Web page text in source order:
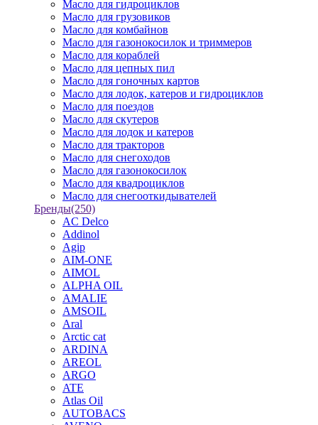
Масло для гидроциклов
Масло для грузовиков
Масло для комбайнов
Масло для газонокосилок и триммеров
Масло для кораблей
Масло для цепных пил
Масло для гоночных картов
Масло для лодок, катеров и гидроциклов
Масло для поездов
Масло для скутеров
Масло для лодок и катеров
Масло для тракторов
Масло для снегоходов
Масло для газонокосилок
Масло для квадроциклов
Масло для снегооткидывателей
Бренды(250)
AC Delco
Addinol
Agip
AIM-ONE
AIMOL
ALPHA OIL
AMALIE
AMSOIL
Aral
Arctic cat
ARDINA
AREOL
ARGO
ATE
Atlas Oil
AUTOBACS